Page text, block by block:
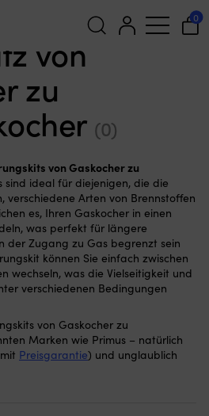
0
zu Multifuelkocher
von
zu
(0)
von Gaskocher zu
sind ideal für diejenigen, die die
verschiedene Arten von Brennstoffen
es, Ihren Gaskocher in einen
was perfekt für längere
der Zugang zu Gas begrenzt sein
können Sie einfach zwischen
wechseln, was die Vielseitigkeit und
verschiedenen Bedingungen
von Gaskocher zu
Marken wie Primus – natürlich
Preisgarantie) und unglaublich